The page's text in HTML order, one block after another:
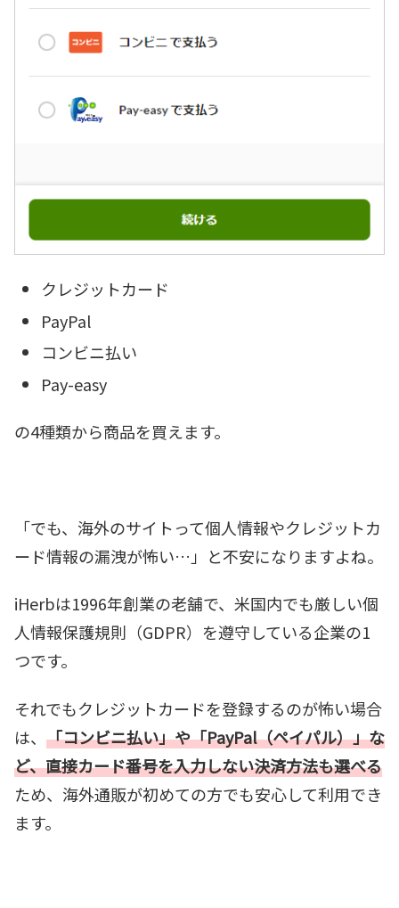
クレジットカード
PayPal
コンビニ払い
Pay-easy
の4種類から商品を買えます。
「でも、海外のサイトって個人情報やクレジットカ
ード情報の漏洩が怖い…」と不安になりますよね。
iHerbは1996年創業の老舗で、米国内でも厳しい個
人情報保護規則（GDPR）を遵守している企業の1
つです。
それでもクレジットカードを登録するのが怖い場合
は、 「コンビニ払い」や「PayPal（ペイパル）」な
ど、直接カード番号を入力しない決済方法も選べる
ため、海外通販が初めての方でも安心して利用でき
ます。